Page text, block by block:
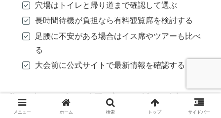
穴場はトイレと帰り道まで確認して選ぶ
長時間待機が負担なら有料観覧席を検討する
足腰に不安がある場合はイス席やツアーも比べ
る
大会前に公式サイトで最新情報を確認する
私は、少しでも疲れが心配な方には、近さや迫力だけでな
く、帰りやすさを優先してほしいと思っています。せっか
メニュー ホーム 検索 トップ サイドバー